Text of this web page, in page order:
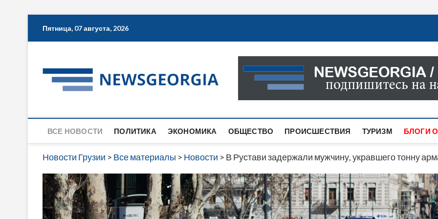
Пятница, 07 августа, 2026
Новости Грузии
САМАЯ АКТУАЛЬНАЯ ИНФОРМАЦИЯ О СОБЫТИЯХ
САЙТЕ ВЫ НАЙДЕТЕ НОВОСТИ ПОЛИТИКИ,
ВСЕ НОВОСТИ ПОЛИТИКА ЭКОНОМИКА ОБЩЕСТВО ПРОИСШЕСТВИЯ ТУРИЗМ БЛОГИ
Новости Грузии > Все материалы > Новости > В Рустави задержали мужчину, укравшего тонну